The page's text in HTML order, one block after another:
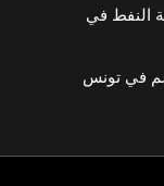
النفط في
في تونس